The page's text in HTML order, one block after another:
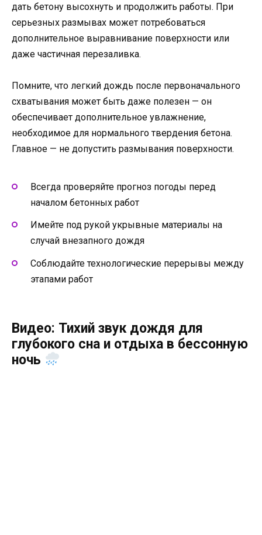
дать бетону высохнуть и продолжить работы. При
серьезных размывах может потребоваться
дополнительное выравнивание поверхности или
даже частичная перезаливка.
Помните, что легкий дождь после первоначального
схватывания может быть даже полезен — он
обеспечивает дополнительное увлажнение,
необходимое для нормального твердения бетона.
Главное — не допустить размывания поверхности.
Всегда проверяйте прогноз погоды перед
началом бетонных работ
Имейте под рукой укрывные материалы на
случай внезапного дождя
Соблюдайте технологические перерывы между
этапами работ
Видео: Тихий звук дождя для
глубокого сна и отдыха в бессонную
ночь